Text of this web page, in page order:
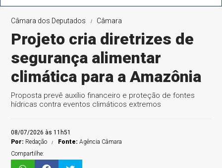
Câmara dos Deputados Câmara
Projeto cria diretrizes de
segurança alimentar
climática para a Amazônia
Proposta prevê auxílio financeiro e proteção de fontes
hídricas contra eventos climáticos extremos
08/07/2026 às 11h51
Por: Redação Fonte:Agência Câmara
Compartilhe: